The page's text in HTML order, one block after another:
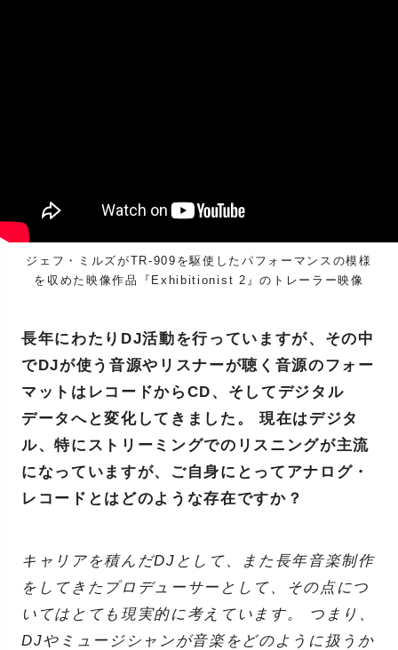
ジェフ・ミルズがTR-909を駆使したパフォーマンスの模様
を収めた映像作品『Exhibitionist 2』のトレーラー映像
長年にわたりDJ活動を行っていますが、その中
でDJが使う音源やリスナーが聴く音源のフォー
マットはレコードからCD、そしてデジタル
データへと変化してきました。 現在はデジタ
ル、特にストリーミングでのリスニングが主流
になっていますが、ご自身にとってアナログ・
レコードとはどのような存在ですか？
キャリアを積んだDJとして、また長年音楽制作
をしてきたプロデューサーとして、その点につ
いてはとても現実的に考えています。 つまり、
DJやミュージシャンが音楽をどのように扱うか